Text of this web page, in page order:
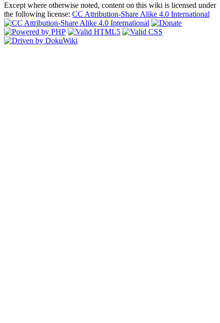
Except where otherwise noted, content on this wiki is licensed under
the following license: CC Attribution-Share Alike 4.0 International